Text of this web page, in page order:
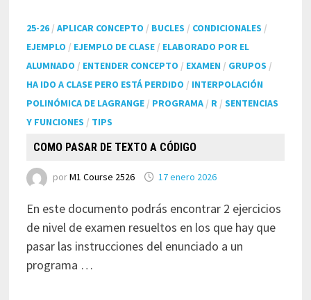
25-26 /APLICAR CONCEPTO / BUCLES / CONDICIONALES /
EJEMPLO / EJEMPLO DE CLASE / ELABORADO POR EL
ALUMNADO / ENTENDER CONCEPTO / EXAMEN / GRUPOS /
HA IDO A CLASE PERO ESTÁ PERDIDO / INTERPOLACIÓN
POLINÓMICA DE LAGRANGE / PROGRAMA / R /SENTENCIAS
Y FUNCIONES / TIPS
COMO PASAR DE TEXTO A CÓDIGO
porM1 Course 2526 17 enero 2026
En este documento podrás encontrar 2 ejercicios
de nivel de examen resueltos en los que hay que
pasar las instrucciones del enunciado a un
programa …